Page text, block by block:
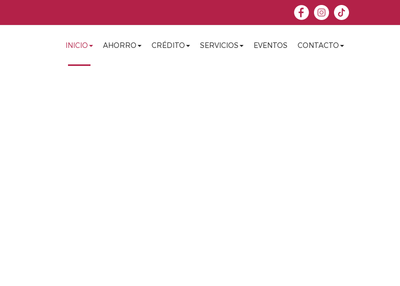
INICIO AHORRO CRÉDITO SERVICIOS EVENTOS CONTACTO